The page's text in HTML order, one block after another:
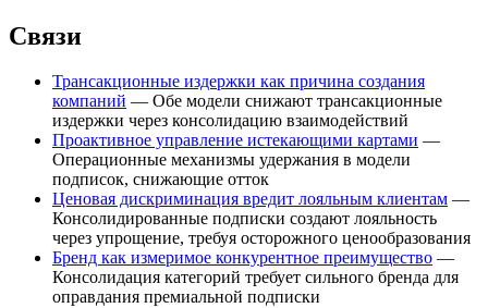
Связи
Трансакционные издержки как причина создания
компаний — Обе модели снижают трансакционные
издержки через консолидацию взаимодействий
Проактивное управление истекающими картами —
Операционные механизмы удержания в модели
подписок, снижающие отток
Ценовая дискриминация вредит лояльным клиентам —
Консолидированные подписки создают лояльность
через упрощение, требуя осторожного ценообразования
Бренд как измеримое конкурентное преимущество —
Консолидация категорий требует сильного бренда для
оправдания премиальной подписки